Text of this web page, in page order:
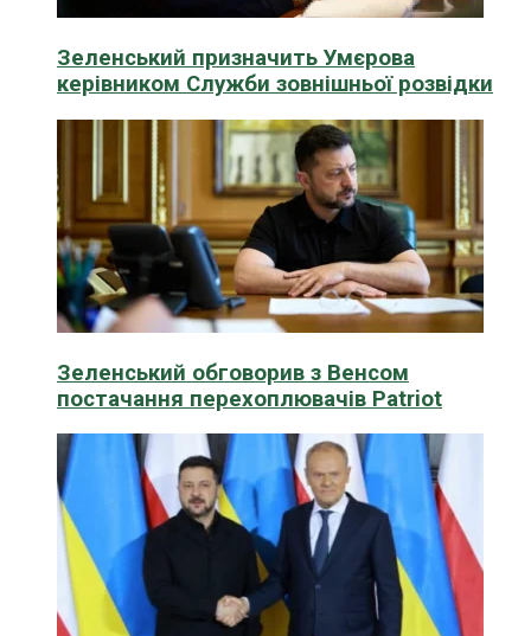
Зеленський призначить Умєрова
керівником Служби зовнішньої розвідки
Зеленський обговорив з Венсом
постачання перехоплювачів Patriot